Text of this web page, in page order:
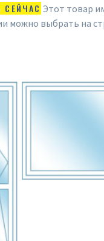
СЕЙЧАС Этот товар
можно выбрать на